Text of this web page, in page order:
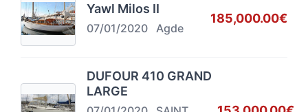
Yawl Milos II
07/01/2020 Agde
185,000.00€
DUFOUR 410 GRAND
LARGE